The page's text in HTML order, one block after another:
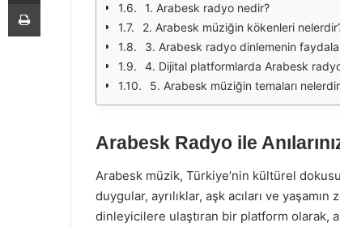
1. Arabesk radyo nedir?
2. Arabesk müziğin kökenleri
3. Arabesk radyo dinlemenin
4. Dijital platformlarda Arabesk
5. Arabesk müziğin temaları
Arabesk Radyo ile
Arabesk müzik, Türkiye’nin kültürel
duygular, ayrılıklar, aşk acıları ve
dinleyicilere ulaştıran bir platform olarak,